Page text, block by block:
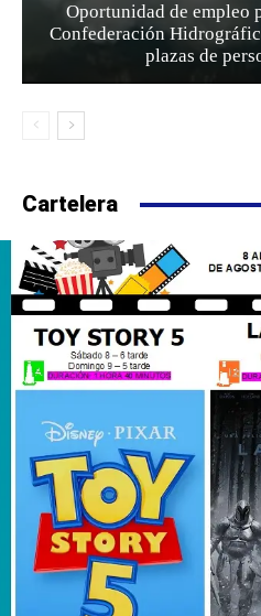
Oportunidad de empleo
Confederación
plazas de
Cartelera